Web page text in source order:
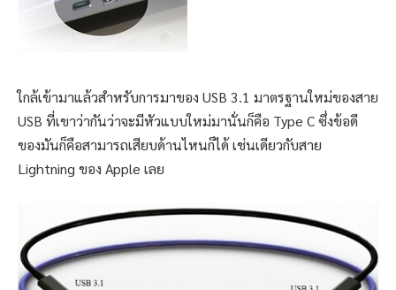
ใกล้เข้ามาแล้วสำหรับการมาของ USB 3.1 มาตรฐานใหม่ของสาย
USB ที่เขาว่ากันว่าจะมีหัวแบบใหม่มานั่นก็คือ Type C ซึ่งข้อดี
ของมันก็คือสามารถเสียบด้านไหนก็ได้ เช่นเดียวกับสาย
Lightning ของ Apple เลย